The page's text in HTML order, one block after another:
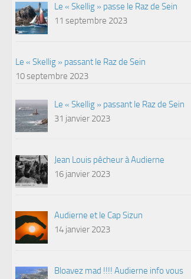
Le « Skellig » passe le Raz de Sein
11 septembre 2023
Le « Skellig » passant le Raz de Sein
10 septembre 2023
Le « Skellig » passant le Raz de Sein
31 janvier 2023
Jean Louis pêcheur à Audierne
16 janvier 2023
Audierne et le Cap Sizun
14 janvier 2023
Bloavez mad !!!! Audierne info vous